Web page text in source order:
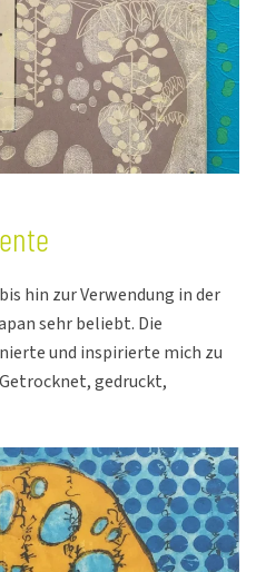
hin zur Verwendung in der
sehr beliebt. Die
und inspirierte mich zu
gedruckt,